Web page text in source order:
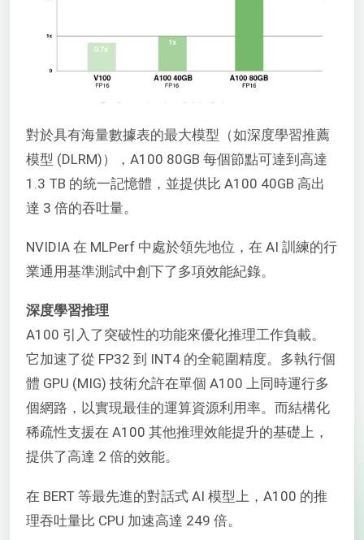
對於具有海量數據表的最大模型（如深度學習推薦
模型 (DLRM)），A100 80GB 每個節點可達到高達
1.3 TB 的統一記憶體，並提供比 A100 40GB 高出
達 3 倍的吞吐量。
NVIDIA 在 MLPerf 中處於領先地位，在 AI 訓練的行
業通用基準測試中創下了多項效能紀錄。
深度學習推理
A100 引入了突破性的功能來優化推理工作負載。
它加速了從 FP32 到 INT4 的全範圍精度。多執行個
體 GPU (MIG) 技術允許在單個 A100 上同時運行多
個網路，以實現最佳的運算資源利用率。而結構化
稀疏性支援在 A100 其他推理效能提升的基礎上，
提供了高達 2 倍的效能。
在 BERT 等最先進的對話式 AI 模型上，A100 的推
理吞吐量比 CPU 加速高達 249 倍。